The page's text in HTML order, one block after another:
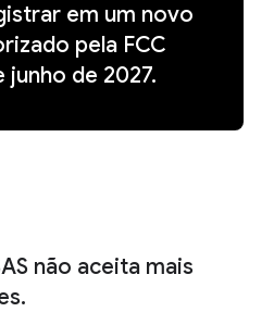
em um novo
pela FCC
junho de 2027.
não aceita mais